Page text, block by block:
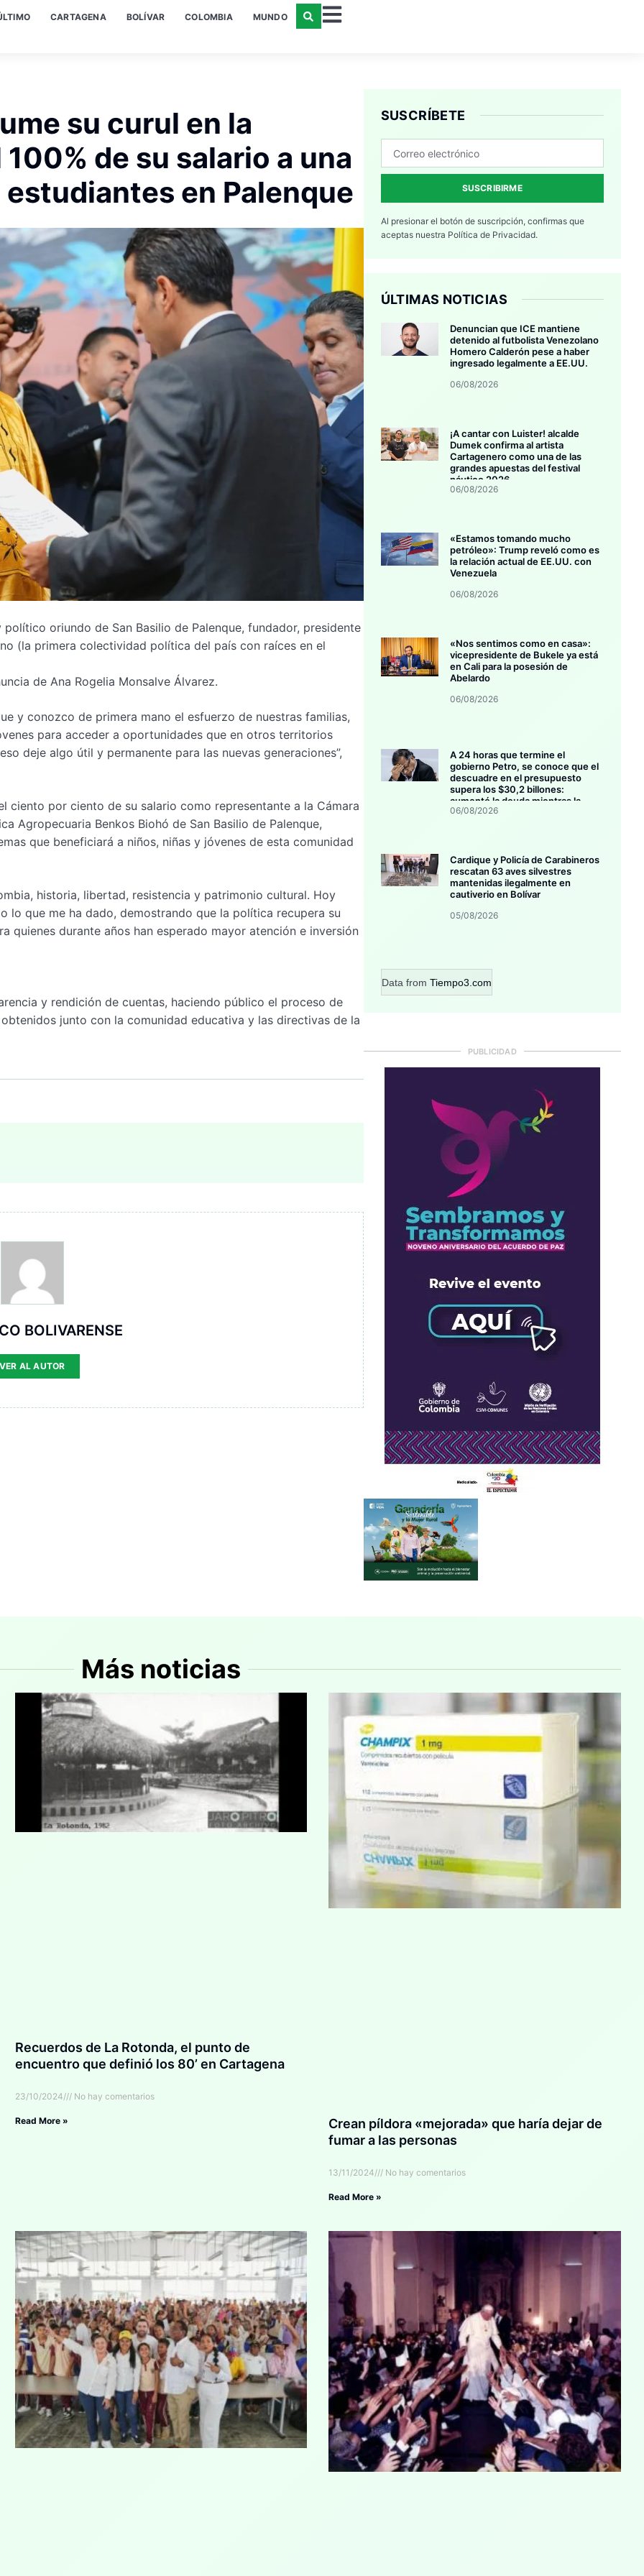
CARTAGENA BOLÍVAR COLOMBIA MUNDO
su curul en la
de su salario a una
en Palenque
oriundo de San Basilio de Palenque, fundador, presidente
(la primera colectividad política del país con raíces en el
de Ana Rogelia Monsalve Álvarez.
y conozco de primera mano el esfuerzo de nuestras familias,
para acceder a oportunidades que en otros territorios
deje algo útil y permanente para las nuevas generaciones”,
ciento por ciento de su salario como representante a la Cámara
Agropecuaria Benkos Biohó de San Basilio de Palenque,
que beneficiará a niños, niñas y jóvenes de esta comunidad
historia, libertad, resistencia y patrimonio cultural. Hoy
que me ha dado, demostrando que la política recupera su
quienes durante años han esperado mayor atención e inversión
y rendición de cuentas, haciendo público el proceso de
junto con la comunidad educativa y las directivas de la
BOLIVARENSE
VER AL AUTOR
SUSCRÍBETE
SUSCRIBIRME
Al presionar el botón de suscripción, confirmas que
aceptas nuestra Política de Privacidad.
ÚLTIMAS NOTICIAS
Denuncian que ICE mantiene
detenido al futbolista Venezolano
Homero Calderón pese a haber
ingresado legalmente a EE.UU.
06/08/2026
¡A cantar con Luister! alcalde
Dumek confirma al artista
Cartagenero como una de las
grandes apuestas del festival
náutico 2026
06/08/2026
«Estamos tomando mucho
petróleo»: Trump reveló como es
la relación actual de EE.UU. con
Venezuela
06/08/2026
«Nos sentimos como en casa»:
vicepresidente de Bukele ya está
en Cali para la posesión de
Abelardo
06/08/2026
A 24 horas que termine el
gobierno Petro, se conoce que el
descuadre en el presupuesto
supera los $30,2 billones:
aumentó la deuda mientras la
inversión se estanca
06/08/2026
Cardique y Policía de Carabineros
rescatan 63 aves silvestres
mantenidas ilegalmente en
cautiverio en Bolívar
05/08/2026
Data from Tiempo3.com
PUBLICIDAD
Más noticias
Recuerdos de La Rotonda, el punto de
encuentro que definió los 80’ en Cartagena
23/10/2024 No hay comentarios
Read More »
Crean píldora «mejorada» que haría dejar de
fumar a las personas
13/11/2024 No hay comentarios
Read More »